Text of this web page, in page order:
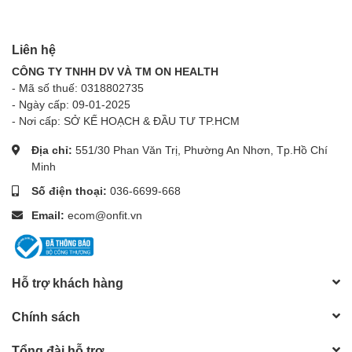
2. Thành phần nổi bật:
Thành phần chính
Magnesium Bisglycinate , dạng Magie gắn với hai phân tử
với Magnesium Oxide hay Citrate.
Điểm đặc biệt
Không chất gây dị ứng, không GMO, không gluten.
Thân thiện với môi trường, 100% từ nguồn tự nhiên.
Ít tác dụng phụ lên đường tiêu hóa (không gây tiêu
chảy như Magnesium Citrate).
3. Lợi ích của sản phẩm:
Webber Magnesium Bisglycinate
Liên hệ
CÔNG TY TNHH DV VÀ TM ON HEALTH
- Mã số thuế: 0318802735
- Ngày cấp: 09-01-2025
- Nơi cấp: SỞ KẾ HOẠCH & ĐẦU TƯ TP.HCM
Địa chỉ: 551/30 Phan Văn Trị, Phường An Nhơn, Tp.Hồ Chí
Minh
Số điện thoại: 036-6699-668
Email: ecom@onfit.vn
Hỗ trợ khách hàng
Chính sách